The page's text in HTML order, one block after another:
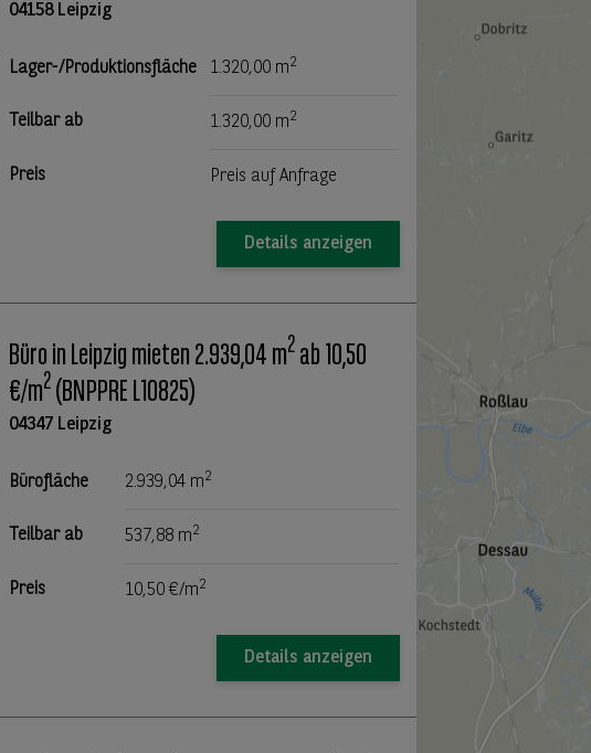
04158 Leipzig
Lager-/Produktionsfläche 1.320,00 m2
Teilbar ab 1.320,00 m2
Preis Preis auf Anfrage
Details anzeigen
Büro in Leipzig mieten 2.939,04 m2 ab 10,50
€/m2 (BNPPRE L10825)
04347 Leipzig
Bürofläche 2.939,04 m2
Teilbar ab 537,88 m2
Preis 10,50 €/m2
Details anzeigen